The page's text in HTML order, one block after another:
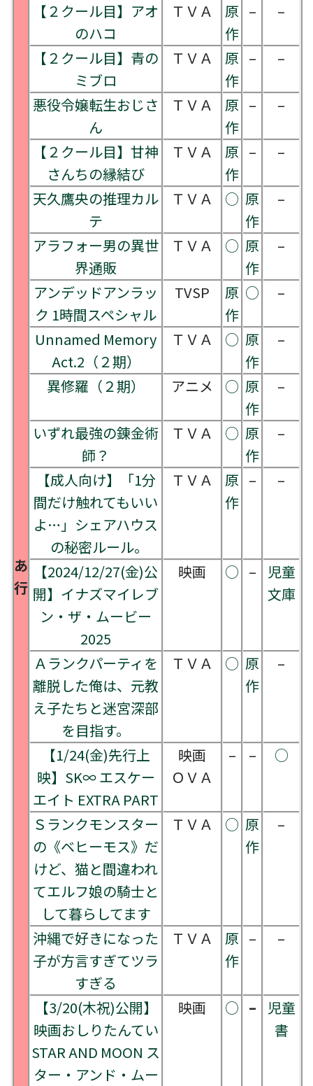
あ
行
【２クール目】アオ
のハコ
ＴＶＡ
原
作
– –
【２クール目】青の
ミブロ
ＴＶＡ
原
作
– –
悪役令嬢転生おじさ
ん
ＴＶＡ
原
作
– –
【２クール目】甘神
さんちの縁結び
ＴＶＡ
原
作
– –
天久鷹央の推理カル
テ
ＴＶＡ ○ 原
作
–
アラフォー男の異世
界通販
ＴＶＡ ○ 原
作
–
アンデッドアンラッ
ク 1時間スペシャル
TVSP
原
作
○ –
Unnamed Memory
Act.2（２期）
ＴＶＡ ○ 原
作
–
異修羅（２期） アニメ ○ 原
作
–
いずれ最強の錬金術
師？
ＴＶＡ ○ 原
作
–
【成人向け】「1分
間だけ触れてもいい
よ…」シェアハウス
の秘密ルール｡
ＴＶＡ
原
作
– –
【2024/12/27(金)公
開】イナズマイレブ
ン・ザ・ムービー
2025
映画 ○ –
児童
文庫
Ａランクパーティを
離脱した俺は、元教
え子たちと迷宮深部
を目指す。
ＴＶＡ ○ 原
作
–
【1/24(金)先行上
映】SK∞ エスケー
エイト EXTRA PART
映画
ＯＶＡ
– – ○
Ｓランクモンスター
の《ベヒーモス》だ
けど、猫と間違われ
てエルフ娘の騎士と
して暮らしてます
ＴＶＡ ○ 原
作
–
沖縄で好きになった
子が方言すぎてツラ
すぎる
ＴＶＡ
原
作
– –
【3/20(木祝)公開】
映画おしりたんてい
STAR AND MOON ス
ター・アンド・ムー
映画 ○ –
児童
書